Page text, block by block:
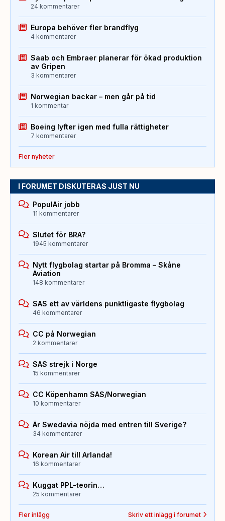
24 kommentarer
Europa behöver fler brandflyg
4 kommentarer
Saab och Embraer planerar för ökad produktion
av Gripen
3 kommentarer
Norwegian backar – men går på tid
1 kommentar
Boeing lyfter igen med fulla rättigheter
7 kommentarer
Fler nyheter
I FORUMET DISKUTERAS JUST NU
PopulAir jobb
11 kommentarer
Slutet för BRA?
1945 kommentarer
Nytt flygbolag startar på Bromma – Skåne
Aviation
148 kommentarer
SAS ett av världens punktligaste flygbolag
46 kommentarer
CC på Norwegian
2 kommentarer
SAS strejk i Norge
15 kommentarer
CC Köpenhamn SAS/Norwegian
10 kommentarer
Är Swedavia nöjda med entren till Sverige?
34 kommentarer
Korean Air till Arlanda!
16 kommentarer
Kuggat PPL-teorin…
25 kommentarer
Fler inlägg Skriv ett inlägg i forumet